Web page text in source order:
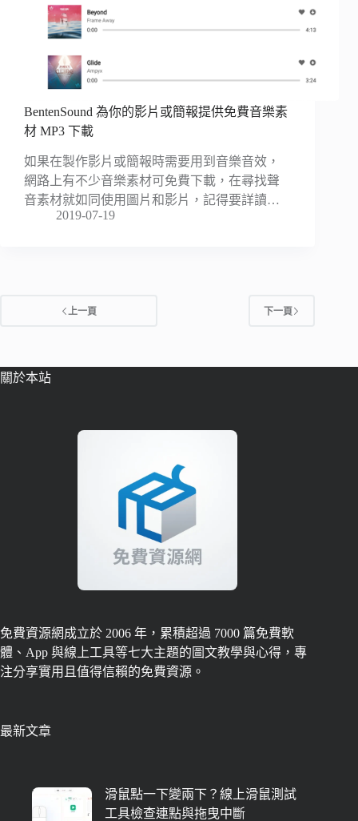
BentenSound 為你的影片或簡報提供免費音樂素
材 MP3 下載
如果在製作影片或簡報時需要用到音樂音效，
網路上有不少音樂素材可免費下載，在尋找聲
音素材就如同使用圖片和影片，記得要詳讀…
2019-07-19
上一頁 下一頁
關於本站
免費資源網成立於 2006 年，累積超過 7000 篇免費軟
體、App 與線上工具等七大主題的圖文教學與心得，專
注分享實用且值得信賴的免費資源。
最新文章
滑鼠點一下變兩下？線上滑鼠測試
工具檢查連點與拖曳中斷